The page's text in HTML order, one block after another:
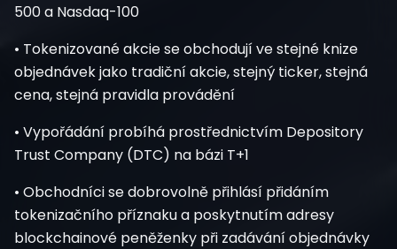
500 a Nasdaq-100
• Tokenizované akcie se obchodují ve stejné knize
objednávek jako tradiční akcie, stejný ticker, stejná
cena, stejná pravidla provádění
• Vypořádání probíhá prostřednictvím Depository
Trust Company (DTC) na bázi T+1
• Obchodníci se dobrovolně přihlásí přidáním
tokenizačního příznaku a poskytnutím adresy
blockchainové peněženky při zadávání objednávky